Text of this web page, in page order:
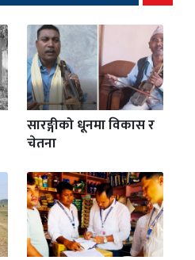
सारङ्गीको धूनमा विकास र
चेतना